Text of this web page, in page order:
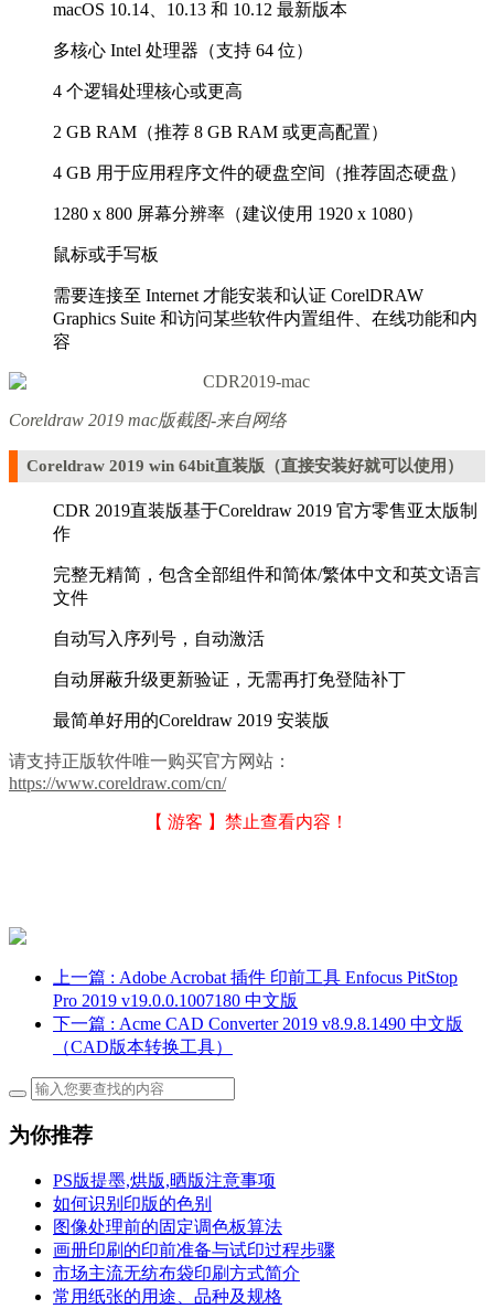
macOS 10.14、10.13 和 10.12 最新版本
多核心 Intel 处理器（支持 64 位）
4 个逻辑处理核心或更高
2 GB RAM（推荐 8 GB RAM 或更高配置）
4 GB 用于应用程序文件的硬盘空间（推荐固态硬盘）
1280 x 800 屏幕分辨率（建议使用 1920 x 1080）
鼠标或手写板
需要连接至 Internet 才能安装和认证 CorelDRAW
Graphics Suite 和访问某些软件内置组件、在线功能和内
容
Coreldraw 2019 mac版截图-来自网络
Coreldraw 2019 win 64bit直装版（直接安装好就可以使用）
CDR 2019直装版基于Coreldraw 2019 官方零售亚太版制
作
完整无精简，包含全部组件和简体/繁体中文和英文语言
文件
自动写入序列号，自动激活
自动屏蔽升级更新验证，无需再打免登陆补丁
最简单好用的Coreldraw 2019 安装版
请支持正版软件唯一购买官方网站：
https://www.coreldraw.com/cn/
【 游客 】禁止查看内容！
上一篇 : Adobe Acrobat 插件 印前工具 Enfocus PitStop
Pro 2019 v19.0.0.1007180 中文版
下一篇 : Acme CAD Converter 2019 v8.9.8.1490 中文版
（CAD版本转换工具）
为你推荐
PS版提墨,烘版,晒版注意事项
如何识别印版的色别
图像处理前的固定调色板算法
画册印刷的印前准备与试印过程步骤
市场主流无纺布袋印刷方式简介
常用纸张的用途、品种及规格